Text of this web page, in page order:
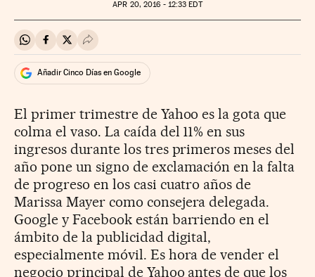
APR 20, 2016 - 12:33 EDT
Compartir en Whatsapp
Compartir en Facebook
Compartir en Twitter
Desplegar Redes Sociales
Añadir Cinco Días en Google
El primer trimestre de Yahoo es la gota que
colma el vaso. La caída del 11% en sus
ingresos durante los tres primeros meses del
año pone un signo de exclamación en la falta
de progreso en los casi cuatro años de
Marissa Mayer como consejera delegada.
Google y Facebook están barriendo en el
ámbito de la publicidad digital,
especialmente móvil. Es hora de vender el
negocio principal de Yahoo antes de que los